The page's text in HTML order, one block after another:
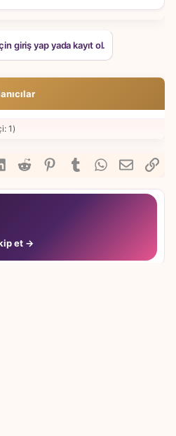
giriş yap yada kayıt ol.
1)
LinkedInReddit Pinterest
TumblrWhatsApp
E-posta
et →